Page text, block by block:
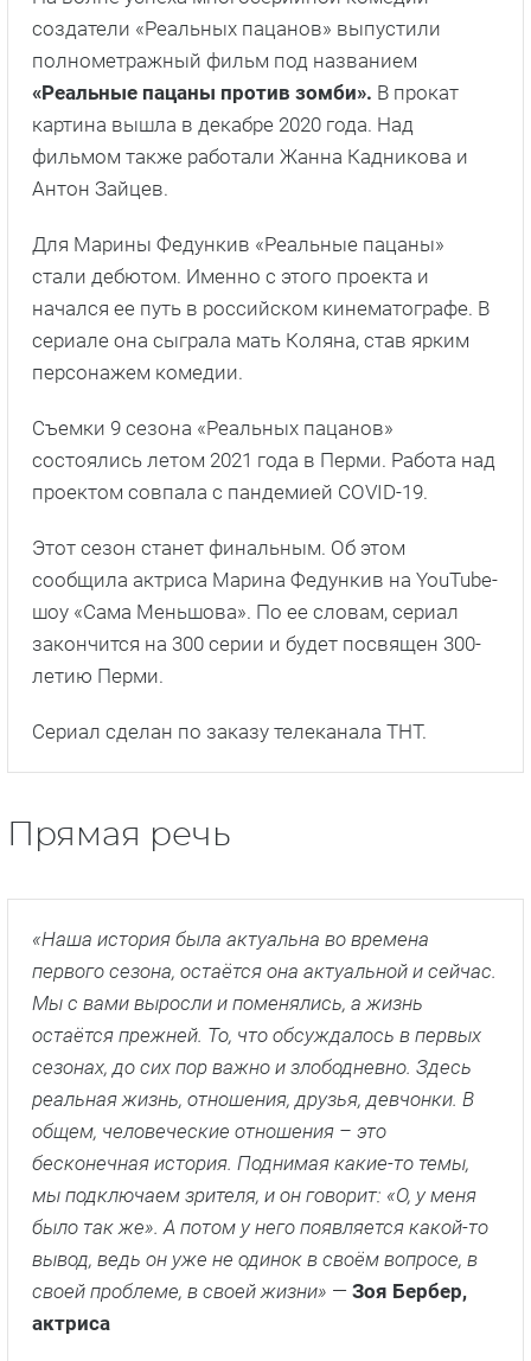
создатели «Реальных пацанов» выпустили
полнометражный фильм под названием
«Реальные пацаны против зомби». В прокат
картина вышла в декабре 2020 года. Над
фильмом также работали Жанна Кадникова и
Антон Зайцев.
Для Марины Федункив «Реальные пацаны»
стали дебютом. Именно с этого проекта и
начался ее путь в российском кинематографе. В
сериале она сыграла мать Коляна, став ярким
персонажем комедии.
Съемки 9 сезона «Реальных пацанов»
состоялись летом 2021 года в Перми. Работа над
проектом совпала с пандемией COVID-19.
Этот сезон станет финальным. Об этом
сообщила актриса Марина Федункив на YouTube-
шоу «Сама Меньшова». По ее словам, сериал
закончится на 300 серии и будет посвящен 300-
летию Перми.
Сериал сделан по заказу телеканала ТНТ.
Прямая речь
«Наша история была актуальна во времена
первого сезона, остаётся она актуальной и сейчас.
Мы с вами выросли и поменялись, а жизнь
остаётся прежней. То, что обсуждалось в первых
сезонах, до сих пор важно и злободневно. Здесь
реальная жизнь, отношения, друзья, девчонки. В
общем, человеческие отношения – это
бесконечная история. Поднимая какие-то темы,
мы подключаем зрителя, и он говорит: «О, у меня
было так же». А потом у него появляется какой-то
вывод, ведь он уже не одинок в своём вопросе, в
своей проблеме, в своей жизни» — Зоя Бербер,
актриса